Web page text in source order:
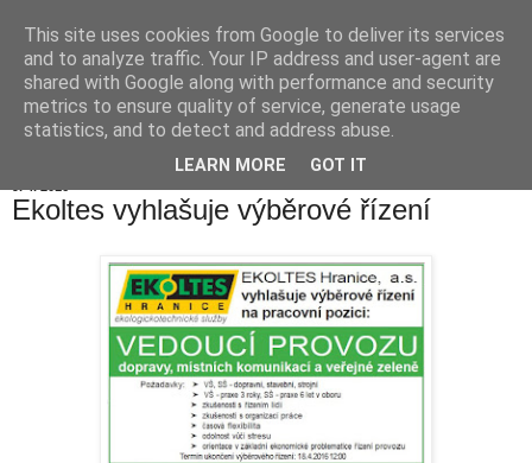
Hranické listy
Ekoltes vyhlašuje výběrové řízení
This site uses cookies from Google to deliver its services
and to analyze traffic. Your IP address and user-agent are
shared with Google along with performance and security
metrics to ensure quality of service, generate usage
statistics, and to detect and address abuse.
LEARN MORE GOT IT